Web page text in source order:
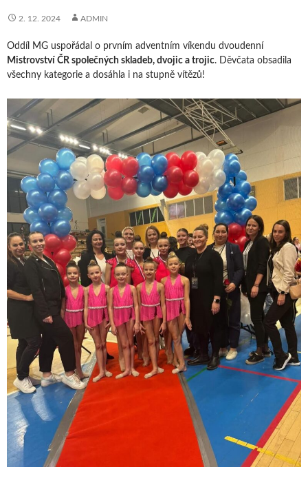
2. 12. 2024 ADMIN
Oddíl MG uspořádal o prvním adventním víkendu dvoudenní
Mistrovství ČR společných skladeb, dvojic a trojic. Děvčata obsadila
všechny kategorie a dosáhla i na stupně vítězů!